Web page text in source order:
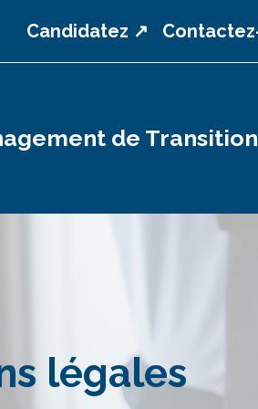
Candidatez ↗
de Transition
légales